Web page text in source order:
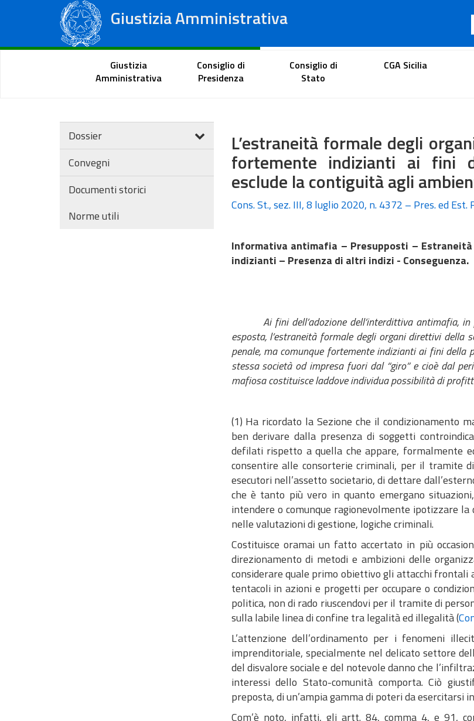
Giustizia Amministrativa
Tribunali Amministrativi Regionali
Portale del cittadino Portale dell'avvocato
Giustizia
Amministrativa
Consiglio di
Presidenza
Consiglio di
Stato
CGA Sicilia
Dossier
Convegni
Documenti storici
Norme utili
L’estraneità formale degli
fortemente indizianti ai fini
esclude la contiguità agli
Cons. St., sez. III, 8 luglio 2020, n. 4372 – Pres. ed
Informativa antimafia – Presupposti –
indizianti – Presenza di altri indizi - Conseguenza.
Ai fini dell’adozione dell’interdittiva antimafia, in
esposta, l’estraneità formale degli organi direttivi della
penale, ma comunque fortemente indizianti ai fini
stessa società od impresa fuori dal “giro” e cioè dal
mafiosa costituisce laddove individua possibilità di
(1) Ha ricordato la Sezione che il condizionamento
ben derivare dalla presenza di soggetti
defilati rispetto a quella che appare, formalmente
consentire alle consorterie criminali, per il tramite
esecutori nell’assetto societario, di dettare
che è tanto più vero in quanto emergano
intendere o comunque ragionevolmente ipotizzare
nelle valutazioni di gestione, logiche criminali.
Costituisce oramai un fatto accertato in più
direzionamento di metodi e ambizioni delle
considerare quale primo obiettivo gli attacchi
tentacoli in azioni e progetti per occupare o
politica, non di rado riuscendovi per il tramite di
sulla labile linea di confine tra legalità ed illegalità (
L’attenzione dell’ordinamento per i fenomeni
imprenditoriale, specialmente nel delicato settore
del disvalore sociale e del notevole danno che
interessi dello Stato-comunità comporta. Ciò
preposta, di un’ampia gamma di poteri da
Com’è noto, infatti, gli artt. 84, comma 4, e 91,